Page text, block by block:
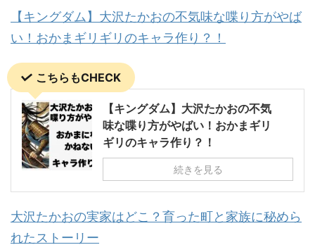
【キングダム】大沢たかおの不気味な喋り方がやば
い！おかまギリギリのキャラ作り？！
こちらもCHECK
【キングダム】大沢たかおの不気
味な喋り方がやばい！おかまギリ
ギリのキャラ作り？！
続きを見る
大沢たかおの実家はどこ？育った町と家族に秘めら
れたストーリー